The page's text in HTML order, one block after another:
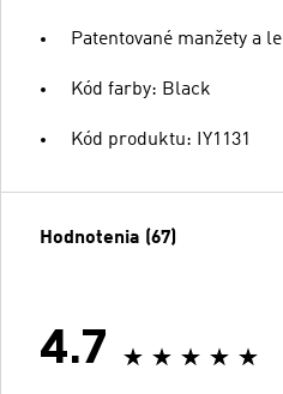
Patentované manžety a
Kód farby: Black
Kód produktu: IY1131
Hodnotenia (67)
4.7